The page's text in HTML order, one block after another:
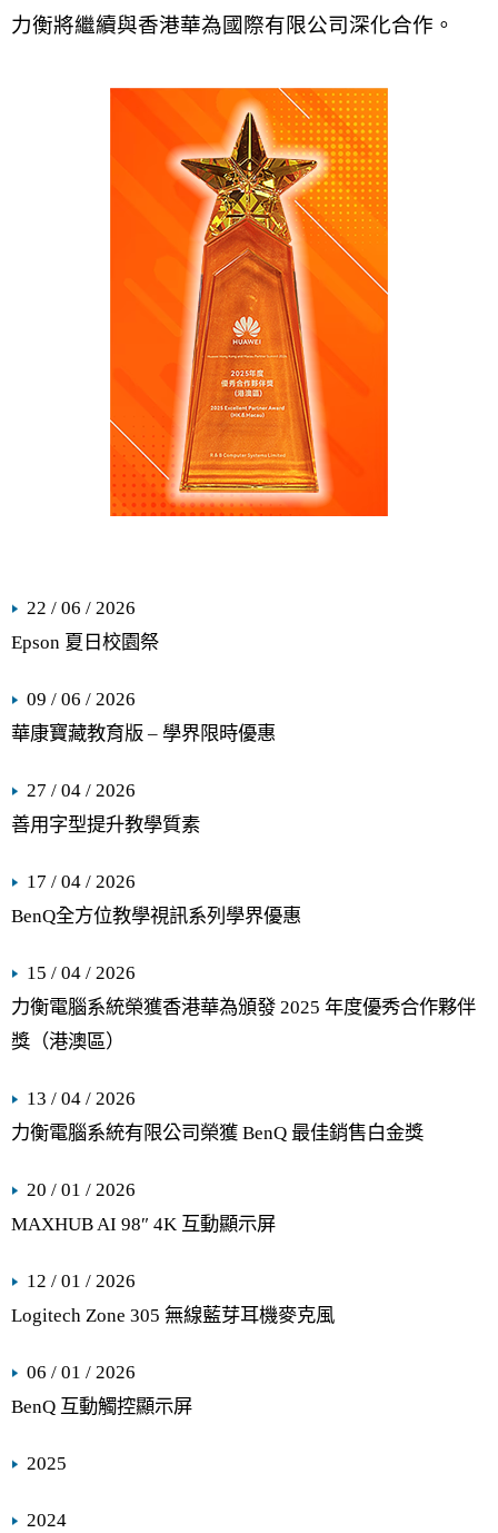
力衡將繼續與香港華為國際有限公司深化合作。
22 / 06 / 2026
Epson 夏日校園祭
09 / 06 / 2026
華康寶藏教育版 – 學界限時優惠
27 / 04 / 2026
善用字型提升教學質素
17 / 04 / 2026
BenQ全方位教學視訊系列學界優惠
15 / 04 / 2026
力衡電腦系統榮獲香港華為頒發 2025 年度優秀合作夥伴
獎（港澳區）
13 / 04 / 2026
力衡電腦系統有限公司榮獲 BenQ 最佳銷售白金獎
20 / 01 / 2026
MAXHUB AI 98″ 4K 互動顯示屏
12 / 01 / 2026
Logitech Zone 305 無線藍芽耳機麥克風
06 / 01 / 2026
BenQ 互動觸控顯示屏
2025
2024